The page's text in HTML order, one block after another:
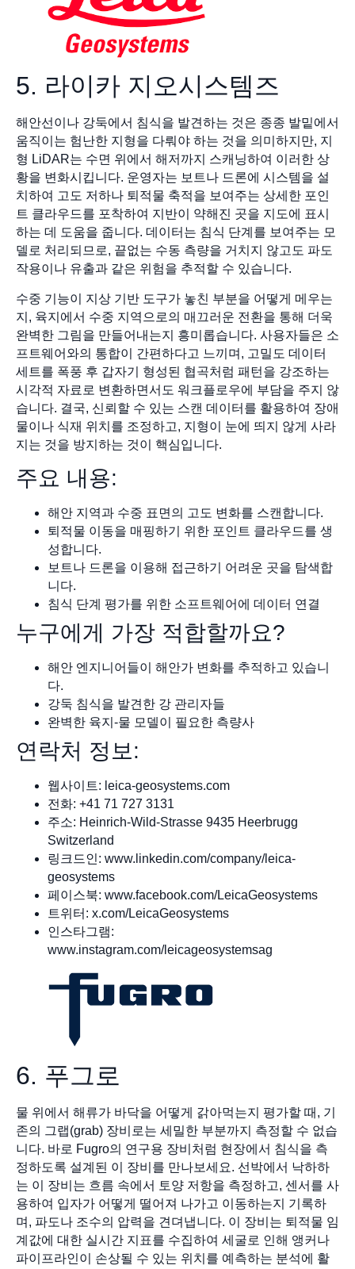
5. 라이카 지오시스템즈
해안선이나 강둑에서 침식을 발견하는 것은 종종 발밑에서
움직이는 험난한 지형을 다뤄야 하는 것을 의미하지만, 지
형 LiDAR는 수면 위에서 해저까지 스캐닝하여 이러한 상
황을 변화시킵니다. 운영자는 보트나 드론에 시스템을 설
치하여 고도 저하나 퇴적물 축적을 보여주는 상세한 포인
트 클라우드를 포착하여 지반이 약해진 곳을 지도에 표시
하는 데 도움을 줍니다. 데이터는 침식 단계를 보여주는 모
델로 처리되므로, 끝없는 수동 측량을 거치지 않고도 파도
작용이나 유출과 같은 위험을 추적할 수 있습니다.
수중 기능이 지상 기반 도구가 놓친 부분을 어떻게 메우는
지, 육지에서 수중 지역으로의 매끄러운 전환을 통해 더욱
완벽한 그림을 만들어내는지 흥미롭습니다. 사용자들은 소
프트웨어와의 통합이 간편하다고 느끼며, 고밀도 데이터
세트를 폭풍 후 갑자기 형성된 협곡처럼 패턴을 강조하는
시각적 자료로 변환하면서도 워크플로우에 부담을 주지 않
습니다. 결국, 신뢰할 수 있는 스캔 데이터를 활용하여 장애
물이나 식재 위치를 조정하고, 지형이 눈에 띄지 않게 사라
지는 것을 방지하는 것이 핵심입니다.
주요 내용:
해안 지역과 수중 표면의 고도 변화를 스캔합니다.
퇴적물 이동을 매핑하기 위한 포인트 클라우드를 생
성합니다.
보트나 드론을 이용해 접근하기 어려운 곳을 탐색합
니다.
침식 단계 평가를 위한 소프트웨어에 데이터 연결
누구에게 가장 적합할까요?
해안 엔지니어들이 해안가 변화를 추적하고 있습니
다.
강둑 침식을 발견한 강 관리자들
완벽한 육지-물 모델이 필요한 측량사
연락처 정보:
웹사이트: leica-geosystems.com
전화: +41 71 727 3131
주소: Heinrich-Wild-Strasse 9435 Heerbrugg
Switzerland
링크드인: www.linkedin.com/company/leica-
geosystems
페이스북: www.facebook.com/LeicaGeosystems
트위터: x.com/LeicaGeosystems
인스타그램:
www.instagram.com/leicageosystemsag
6. 푸그로
물 위에서 해류가 바닥을 어떻게 갉아먹는지 평가할 때, 기
존의 그랩(grab) 장비로는 세밀한 부분까지 측정할 수 없습
니다. 바로 Fugro의 연구용 장비처럼 현장에서 침식을 측
정하도록 설계된 이 장비를 만나보세요. 선박에서 낙하하
는 이 장비는 흐름 속에서 토양 저항을 측정하고, 센서를 사
용하여 입자가 어떻게 떨어져 나가고 이동하는지 기록하
며, 파도나 조수의 압력을 견뎌냅니다. 이 장비는 퇴적물 임
계값에 대한 실시간 지표를 수집하여 세굴로 인해 앵커나
파이프라인이 손상될 수 있는 위치를 예측하는 분석에 활